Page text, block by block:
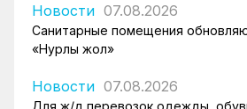
Новости 07.08.2026
Санитарные помещения
«Нурлы жол»
Новости 07.08.2026
Для ж/д перевозок одежды,